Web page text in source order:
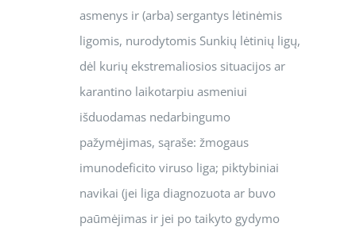
asmenys ir (arba) sergantys lėtinėmis
ligomis, nurodytomis Sunkių lėtinių ligų,
dėl kurių ekstremaliosios situacijos ar
karantino laikotarpiu asmeniui
išduodamas nedarbingumo
pažymėjimas, sąraše: žmogaus
imunodeficito viruso liga; piktybiniai
navikai (jei liga diagnozuota ar buvo
paūmėjimas ir jei po taikyto gydymo